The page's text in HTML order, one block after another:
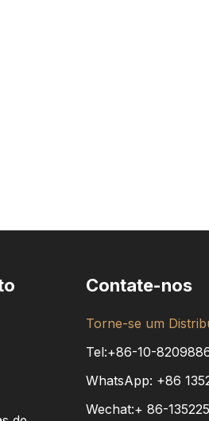
Contate-nos
Torne-se um
Tel:+86-10-
WhatsApp: +86
Wechat:+ 86-